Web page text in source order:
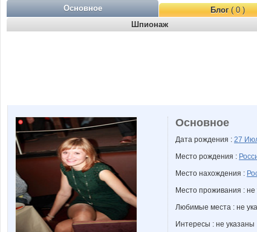
Основное Блог( 0 )
Шпионаж
Основное
Дата рождения : 27
Место рождения :
Место нахождения :
Место проживания : не
Любимые места : не
Интересы : не указаны